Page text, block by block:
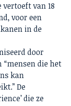
van 18
voor een
in de
door
“mensen die het
kan
De
die ze